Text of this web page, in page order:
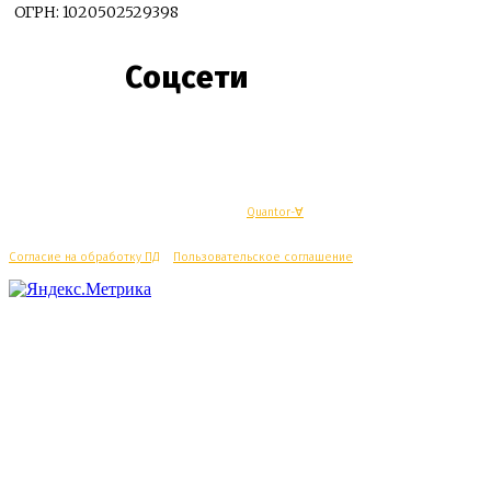
ОГРН: 1020502529398
Соцсети
Quantor-∀
Согласие на обработку ПД Пользовательское соглашение